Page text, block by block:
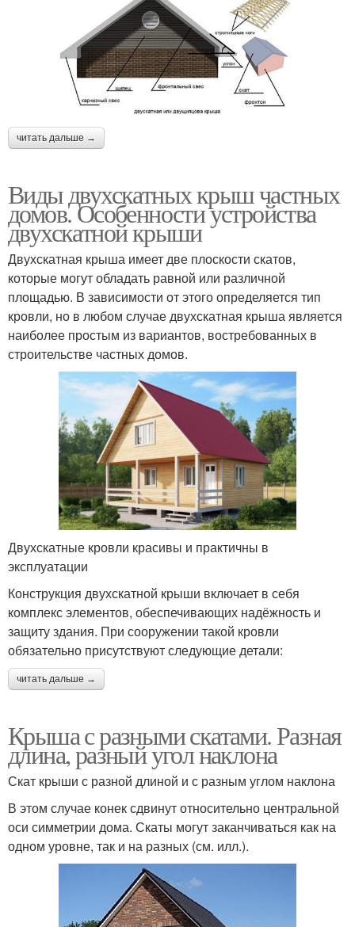
читать дальше →
Виды двухскатных крыш частных
домов. Особенности устройства
двухскатной крыши
Двухскатная крыша имеет две плоскости скатов,
которые могут обладать равной или различной
площадью. В зависимости от этого определяется тип
кровли, но в любом случае двухскатная крыша является
наиболее простым из вариантов, востребованных в
строительстве частных домов.
Двухскатные кровли красивы и практичны в
эксплуатации
Конструкция двухскатной крыши включает в себя
комплекс элементов, обеспечивающих надёжность и
защиту здания. При сооружении такой кровли
обязательно присутствуют следующие детали:
читать дальше →
Крыша с разными скатами. Разная
длина, разный угол наклона
Скат крыши с разной длиной и с разным углом наклона
В этом случае конек сдвинут относительно центральной
оси симметрии дома. Скаты могут заканчиваться как на
одном уровне, так и на разных (см. илл.).